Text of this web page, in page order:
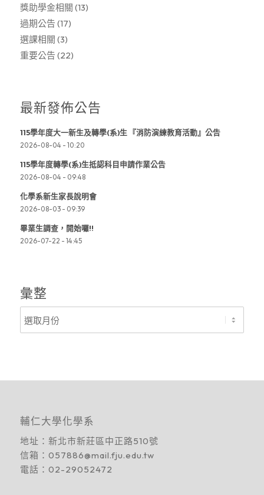
獎助學金相關 (13)
過期公告 (17)
選課相關 (3)
重要公告 (22)
最新發佈公告
115學年度大一新生及轉學(系)生 『消防演練教育活動』公告
2026-08-04 - 10:20
115學年度轉學(系)生抵認科目申請作業公告
2026-08-04 - 09:48
化學系新生家長說明會
2026-08-03 - 09:39
畢業生調查，開始囉!!
2026-07-22 - 14:45
彙整
輔仁大學化學系
地址： 新北市新莊區中正路510號
信箱： 057886@mail.fju.edu.tw
電話： 02-29052472